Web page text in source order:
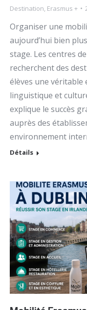
Destination Erasmus +
Organiser une
aujourd’hui bien
stage. Les centres
recherchent des
élèves une véritable
linguistique et
explique le succès
auprès des
environnement
Détails